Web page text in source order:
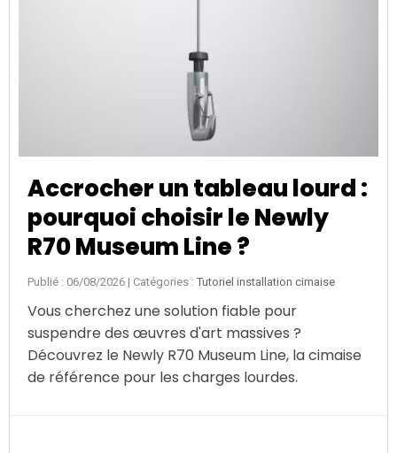
Accrocher un tableau lourd :
pourquoi choisir le Newly
R70 Museum Line ?
Publié : 06/08/2026 | Catégories : Tutoriel installation cimaise
Vous cherchez une solution fiable pour
suspendre des œuvres d'art massives ?
Découvrez le Newly R70 Museum Line, la cimaise
de référence pour les charges lourdes.